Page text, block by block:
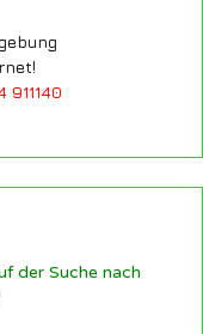
der Suche nach